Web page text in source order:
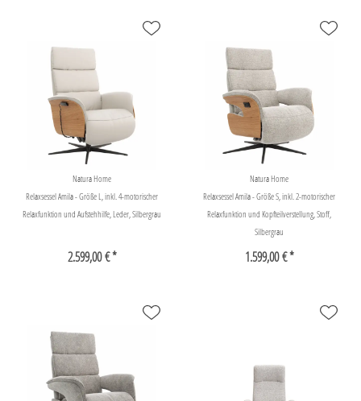
Natura Home
Relaxsessel Amila - Größe L, inkl. 4-motorischer
Relaxfunktion und Aufstehhilfe, Leder, Silbergrau
2.599,00 € *
Natura Home
Relaxsessel Amila - Größe S, inkl. 2-motorischer
Relaxfunktion und Kopfteilverstellung, Stoff,
Silbergrau
1.599,00 € *